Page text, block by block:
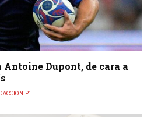
Dupont, de cara a
P1